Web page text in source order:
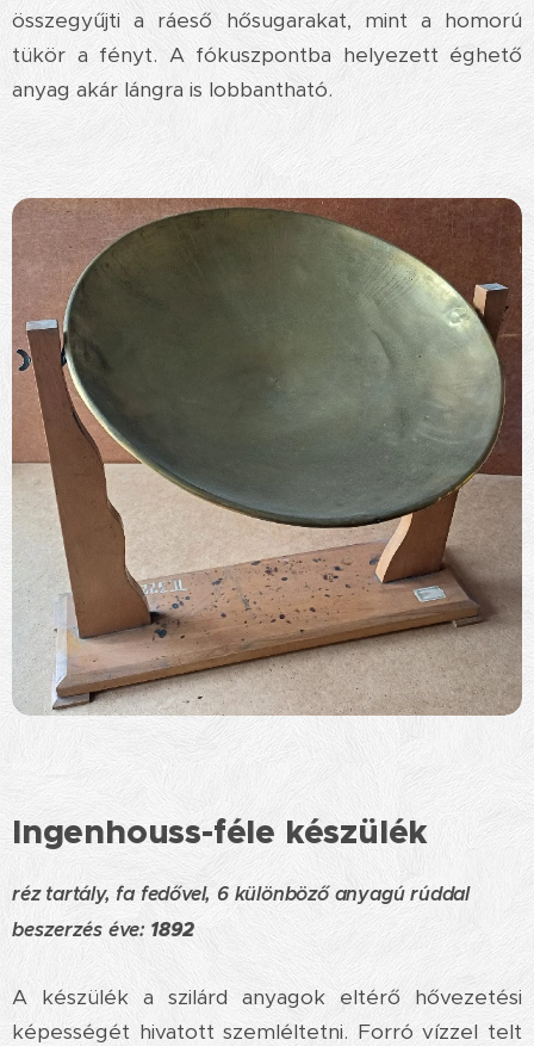
összegyűjti a ráeső hősugarakat, mint a homorú
tükör a fényt. A fókuszpontba helyezett éghető
anyag akár lángra is lobbantható.
Ingenhouss-féle készülék
réz tartály, fa fedővel, 6 különböző anyagú rúddal
beszerzés éve: 1892
A készülék a szilárd anyagok eltérő hővezetési
képességét hivatott szemléltetni. Forró vízzel telt